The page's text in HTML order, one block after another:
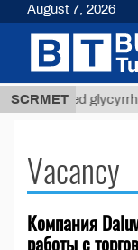
SCRMET
Unrefined
Vacancy
Компания
работы с
August 7, 2026